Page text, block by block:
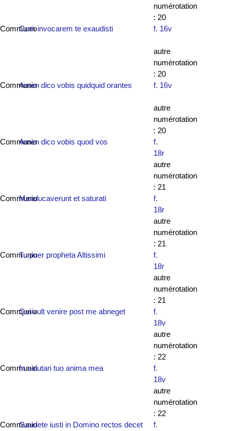
numérotation
: 20
CommunioCum invocarem te exaudisti f. 16v
autre
numérotation
: 20
CommunioAmen dico vobis quidquid orantes f. 16v
autre
numérotation
: 20
CommunioAmen dico vobis quod vos
f.
18r
autre
numérotation
: 21
CommunioManducaverunt et saturati
f.
18r
autre
numérotation
: 21
CommunioTu puer propheta Altissimi
f.
18r
autre
numérotation
: 21
CommunioQui vult venire post me abneget
f.
18v
autre
numérotation
: 22
CommunioIn salutari tuo anima mea
f.
18v
autre
numérotation
: 22
CommunioGaudete iusti in Domino rectos decet
f.